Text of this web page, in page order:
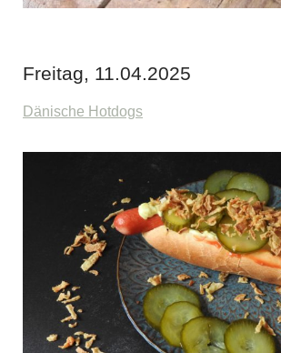
Freitag, 11.04.2025
Dänische Hotdogs